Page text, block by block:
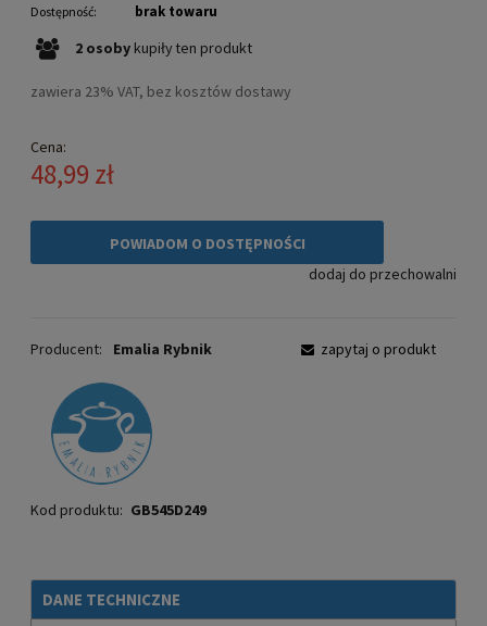
Dostępność: brak towaru
2 osoby kupiły ten produkt
zawiera 23% VAT, bez kosztów dostawy
Cena:
48,99 zł
POWIADOM O DOSTĘPNOŚCI
dodaj do przechowalni
Producent: Emalia Rybnik
Kod produktu: GB545D249
zapytaj o produkt
DANE TECHNICZNE